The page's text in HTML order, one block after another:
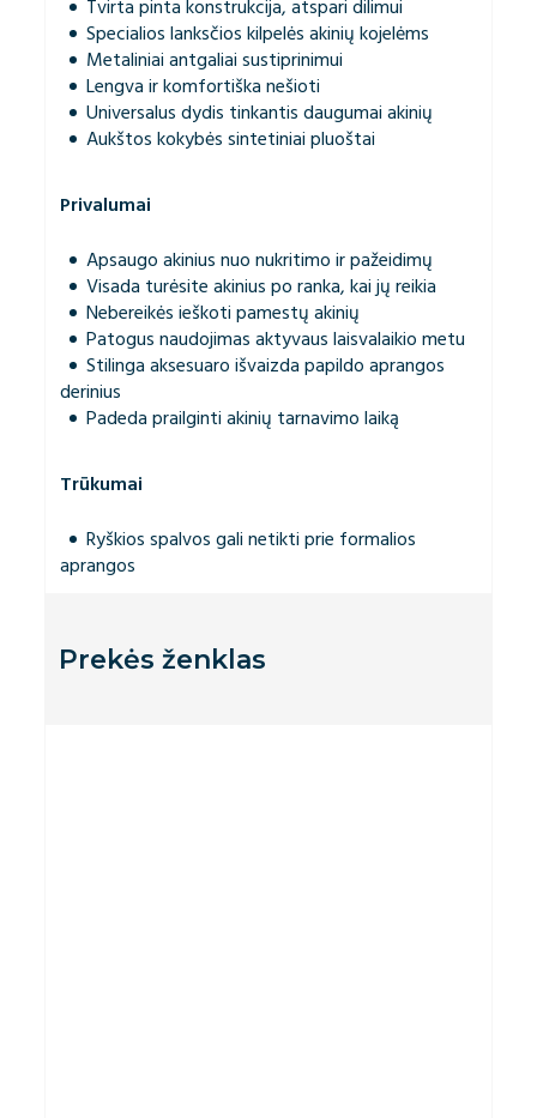
Tvirta pinta konstrukcija, atspari dilimui
Specialios lanksčios kilpelės akinių kojelėms
Metaliniai antgaliai sustiprinimui
Lengva ir komfortiška nešioti
Universalus dydis tinkantis daugumai akinių
Aukštos kokybės sintetiniai pluoštai
Privalumai
Apsaugo akinius nuo nukritimo ir pažeidimų
Visada turėsite akinius po ranka, kai jų reikia
Nebereikės ieškoti pamestų akinių
Patogus naudojimas aktyvaus laisvalaikio metu
Stilinga aksesuaro išvaizda papildo aprangos
derinius
Padeda prailginti akinių tarnavimo laiką
Trūkumai
Ryškios spalvos gali netikti prie formalios
aprangos
Prekės ženklas